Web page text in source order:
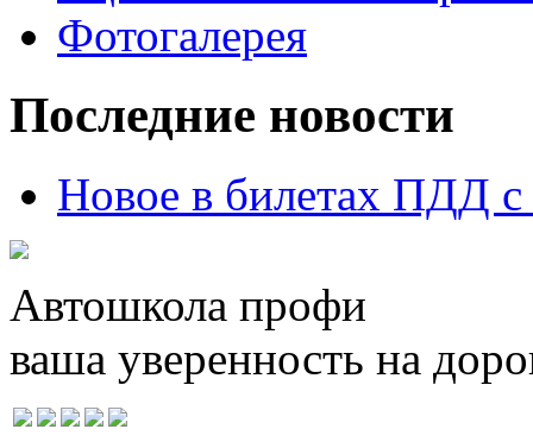
Фотогалерея
Последние новости
Новое в билетах ПДД с
Автошкола профи
ваша уверенность на